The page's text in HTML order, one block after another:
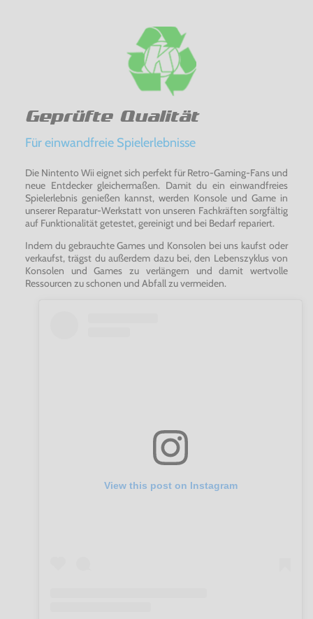
Geprüfte Qualität
Für einwandfreie Spielerlebnisse
Die Nintento Wii eignet sich perfekt für Retro-Gaming-Fans und
neue Entdecker gleichermaßen. Damit du ein einwandfreies
Spielerlebnis genießen kannst, werden Konsole und Game in
unserer Reparatur-Werkstatt von unseren Fachkräften sorgfältig
auf Funktionalität getestet, gereinigt und bei Bedarf repariert.
Indem du gebrauchte Games und Konsolen bei uns kaufst oder
verkaufst, trägst du außerdem dazu bei, den Lebenszyklus von
Konsolen und Games zu verlängern und damit wertvolle
Ressourcen zu schonen und Abfall zu vermeiden.
View this post on Instagram